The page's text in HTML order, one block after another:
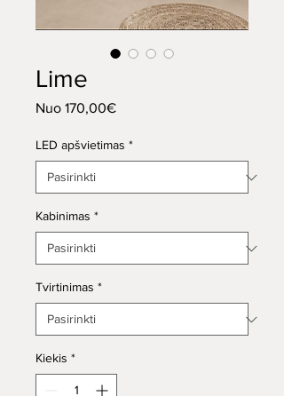
Lime
Nuo 170,00€Pardavimo
LED apšvietimas *
Kabinimas *
Tvirtinimas *
Kiekis *